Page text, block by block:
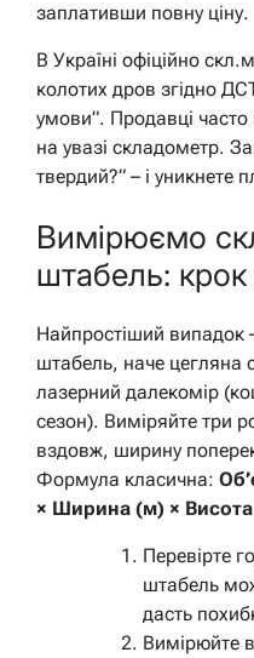
заплативши повну ціну.
В Україні офіційно
колотих дров згідно
умови”. Продавці
на увазі складометр.
твердий?” – і уникнете
Вимірюємо
штабель:
Найпростіший випадок
штабель, наче цегляна
лазерний далекомір
сезон). Виміряйте три
вздовж, ширину поперек
Формула класична:
× Ширина (м) ×
Перевірте
штабель
дасть
Вимірюйте